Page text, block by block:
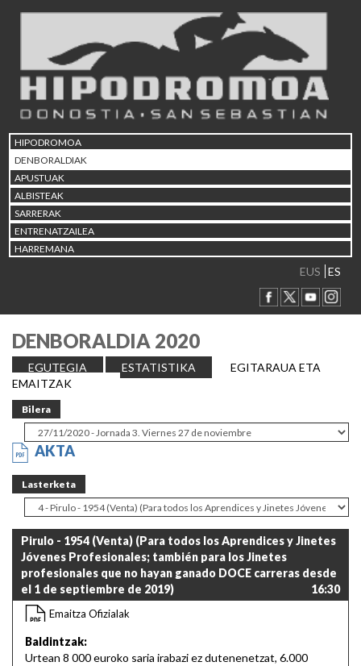
HIPODROMOA
DENBORALDIAK
APUSTUAK
ALBISTEAK
SARRERAK
ENTRENATZAILEA
HARREMANA
EUS ES
DENBORALDIA 2020
EGUTEGIA ESTATISTIKA
EGITARAUA ETA
EMAITZAK
Bilera
AKTA
Lasterketa
Pirulo - 1954 (Venta) (Para todos los Aprendices y Jinetes
Jóvenes Profesionales; también para los Jinetes
profesionales que no hayan ganado DOCE carreras desde
el 1 de septiembre de 2019)
16:30
Emaitza Ofizialak
Baldintzak:
Urtean 8 000 euroko saria irabazi ez dutenenetzat, 6.000